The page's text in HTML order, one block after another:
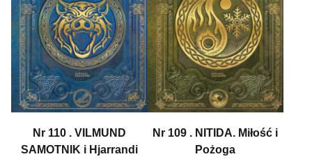
Nr 110 . VILMUND
SAMOTNIK i Hjarrandi
Nr 109 . NITIDA. Miłość i
Pożoga